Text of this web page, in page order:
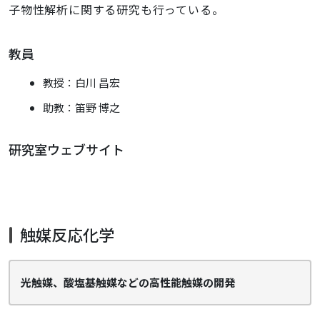
子物性解析に関する研究も行っている。
教員
教授：白川 昌宏
助教：笛野 博之
研究室ウェブサイト
触媒反応化学
光触媒、酸塩基触媒などの高性能触媒の開発